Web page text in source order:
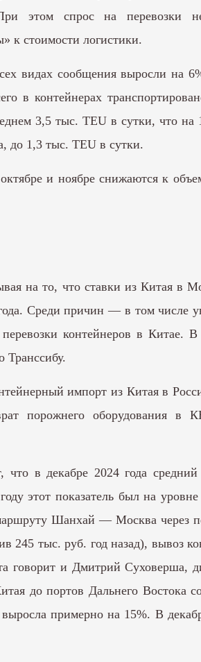
этом спрос на перевозки
к стоимости логистики.
видах сообщения выросли на
в контейнерах
3,5 тыс. TEU в сутки, что
до 1,3 тыс. TEU в сутки.
и ноябре снижаются к
на то, что ставки из Китая в
Среди причин — в том числе
контейнеров в Китае.
Транссибу.
импорт из Китая в
порожнего оборудования в
в декабре 2024 года
этот показатель был на
Шанхай — Москва через
тыс. руб. год назад), вывоз
и Дмитрий Суховерша,
до портов Дальнего Востока
примерно на 15%. В